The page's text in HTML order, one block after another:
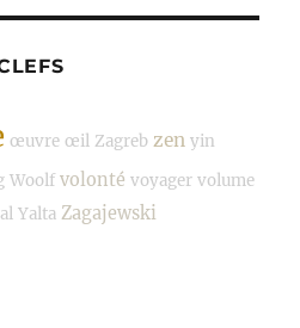
œuvre œil Zagreb zen yin
Woolf volonté voyager volume
Yalta Zagajewski